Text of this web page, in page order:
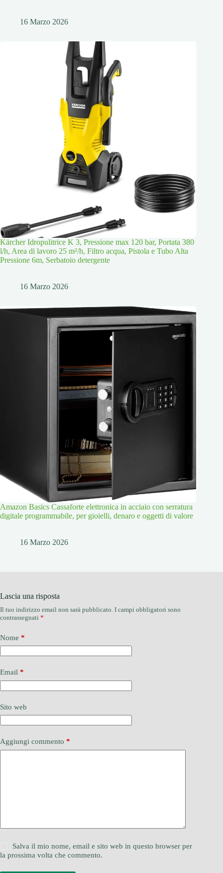
16 Marzo 2026
Kärcher Idropulitrice K 3, Pressione max 120 bar, Portata 380
l/h, Area di lavoro 25 m²/h, Filtro acqua, Pistola e Tubo Alta
Pressione 6m, Serbatoio detergente
16 Marzo 2026
Amazon Basics Cassaforte elettronica in acciaio con serratura
digitale programmabile, per gioielli, denaro e oggetti di valore
16 Marzo 2026
Lascia una risposta
Il tuo indirizzo email non sarà pubblicato. I campi obbligatori sono
contrassegnati *
Nome *
Email *
Sito web
Aggiungi commento *
Salva il mio nome, email e sito web in questo browser per
la prossima volta che commento.